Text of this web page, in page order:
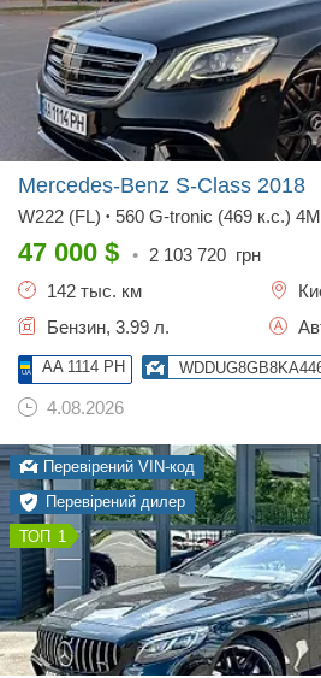
Mercedes-Benz S-Class 2018
W222 (FL) • 560 G-tronic (469 к.с.)
47 000 $ • 2 103 720 грн
142 тыс. км
Бензин, 3.99 л.
AA 1114 PH
4.08.2026
Перевірений VIN-код
Перевірений дилер
1